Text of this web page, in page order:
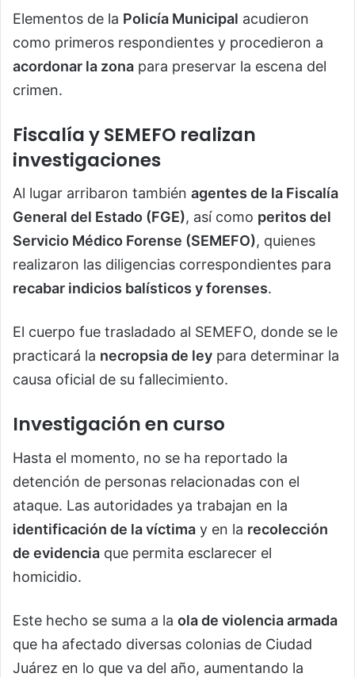
Elementos de la Policía Municipal acudieron
como primeros respondientes y procedieron a
acordonar la zona para preservar la escena del
crimen.
Fiscalía y SEMEFO realizan
investigaciones
Al lugar arribaron también agentes de la Fiscalía
General del Estado (FGE), así como peritos del
Servicio Médico Forense (SEMEFO), quienes
realizaron las diligencias correspondientes para
recabar indicios balísticos y forenses.
El cuerpo fue trasladado al SEMEFO, donde se le
practicará la necropsia de ley para determinar la
causa oficial de su fallecimiento.
Investigación en curso
Hasta el momento, no se ha reportado la
detención de personas relacionadas con el
ataque. Las autoridades ya trabajan en la
identificación de la víctima y en la recolección
de evidencia que permita esclarecer el
homicidio.
Este hecho se suma a la ola de violencia armada
que ha afectado diversas colonias de Ciudad
Juárez en lo que va del año, aumentando la